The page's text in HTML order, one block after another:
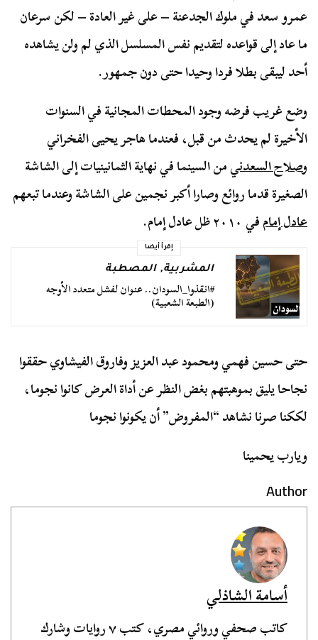
عمرو سعد في ملوك الجدعنة – على غير العادة – لكن سرعان
ما عاد إلى قواعده لتقديم نفس المسلسل الذي لم ولن يشاهده
أحد ليبقى بطلا فردا وحيدا حتى دون جمهور.
وضع غريب فرضه وجود المحطات المجانية في السنوات
الأخيرة لم يحدث من قبل، فعندما هاجر يحيى الفخراني
وصلاح السعدنيمن السينما في نهاية الثمانينيات إلى الشاشة
الصغيرة قدما روائع وصارا أكبر نجمين على الشاشة وعندما تبعهم
عادل إمامفي ٢٠١٠ ظل عادل إمام.
إقرأ أيضا
المشربية,المصطبة
#انقذوا_السودان.. عنوان لفشل متعدد الأوجه
(الطبعة الشعبية)
حتى حسين فهمي ومحمود عبد العزيز وفاروق الفيشاوي حققوا
نجاحا يليق بموهبتهم بغض النظر عن أداة العرض كانوا نجوما،
لككنا صرنا نشاهد “المفروض” أن يكونوا نجوما
ويارب يحمينا
Author
أسامة الشاذلي
كاتب صحفي وروائي مصري، كتب ٧ روايات وشارك